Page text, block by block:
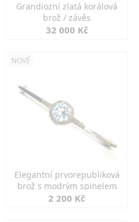
Grandiozní zlatá korálová
brož / závěs
32 000 Kč
NOVÉ
Elegantní prvorepubliková
brož s modrým spinelem
2 200 Kč